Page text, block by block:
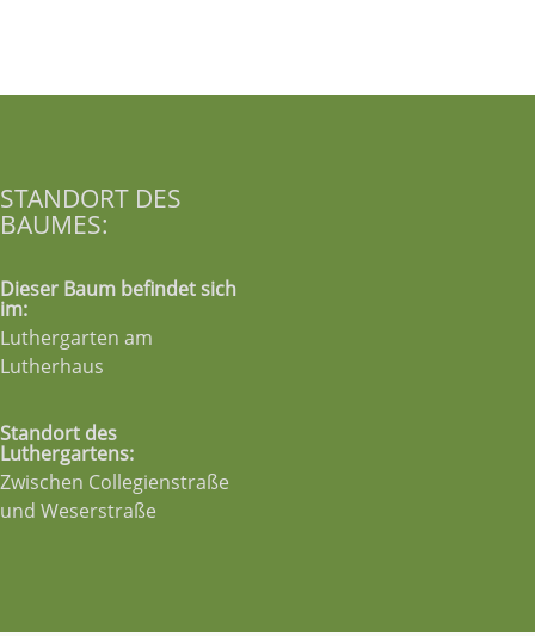
STANDORT DES
BAUMES:
Dieser Baum befindet sich
im:
Luthergarten am
Lutherhaus
Standort des
Luthergartens:
Zwischen Collegienstraße
und Weserstraße